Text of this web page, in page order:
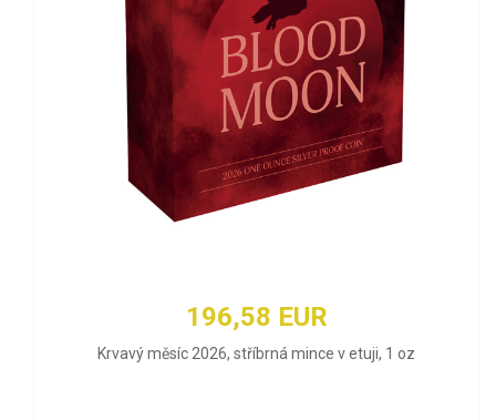
196,58 EUR
Krvavý měsíc 2026, stříbrná mince v etuji, 1 oz